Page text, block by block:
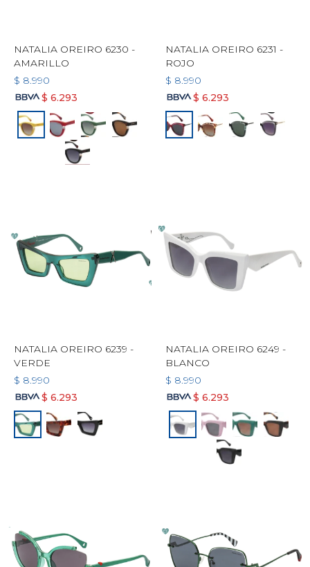
NATALIA OREIRO 6230 -
AMARILLO
$ 8.990
$ 6.293
NATALIA OREIRO 6231 -
ROJO
$ 8.990
$ 6.293
NATALIA OREIRO 6239 -
VERDE
$ 8.990
$ 6.293
NATALIA OREIRO 6249 -
BLANCO
$ 8.990
$ 6.293